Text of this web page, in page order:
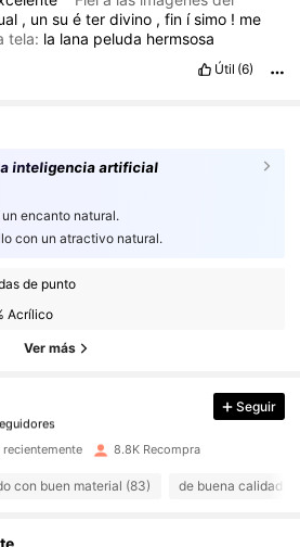
, unsuéterdivino ,fin ísimo ! me
tela: la lana peluda hermsosa
Útil (6)
inteligencia artificial
encanto natural.
con un atractivo natural.
de punto
Acrílico
Ver más
Hace 1 día
Seguir
recientemente 8.8K Recompra
con buen material (83) de buena calidad